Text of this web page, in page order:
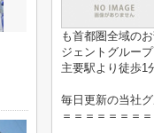
も首都圏全域の
ジェントグルー
主要駅より徒歩1
毎日更新の当社
＝＝＝＝＝＝＝